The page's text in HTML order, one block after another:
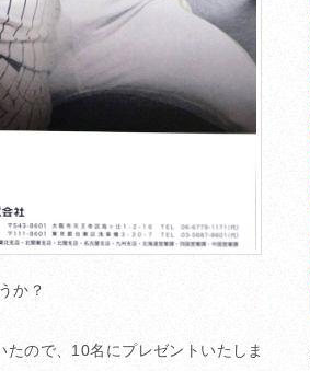
か？
ので、10名にプレゼントいたしま